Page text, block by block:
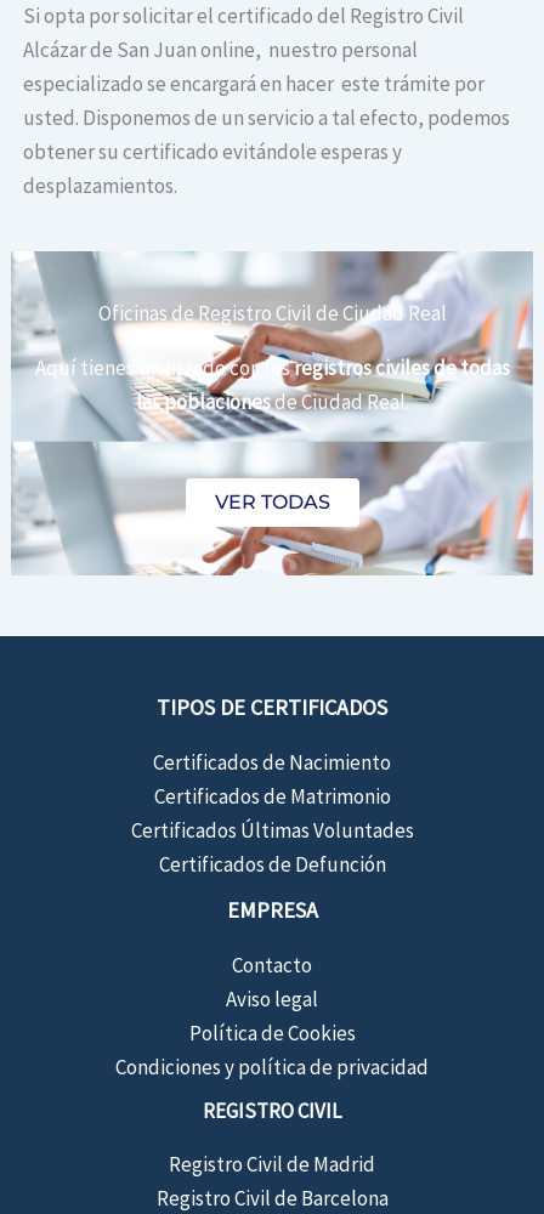
Si opta por solicitar el certificado del Registro Civil
Alcázar de San Juan online, nuestro personal
especializado se encargará en hacer este trámite por
usted. Disponemos de un servicio a tal efecto, podemos
obtener su certificado evitándole esperas y
desplazamientos.
Oficinas de Registro Civil de Ciudad Real
Aquí tienes un listado con losregistros civiles de todas
las poblacionesde Ciudad Real.
VER TODAS
TIPOS DE CERTIFICADOS
Certificados de Nacimiento
Certificados de Matrimonio
Certificados Últimas Voluntades
Certificados de Defunción
EMPRESA
Contacto
Aviso legal
Política de Cookies
Condiciones y política de privacidad
REGISTRO CIVIL
Registro Civil de Madrid
Registro Civil de Barcelona